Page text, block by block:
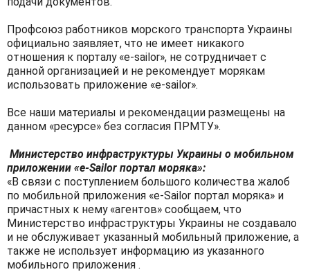
Профсоюз работников морского транспорта Украины
официально заявляет, что не имеет никакого
отношения к порталу «e-sailor», не сотрудничает с
данной организацией и не рекомендует морякам
использовать приложение «e-sailor».
Все наши материалы и рекомендации размещены на
данном «ресурсе» без согласия ПРМТУ».
Министерство инфраструктуры Украины о мобильном
приложении «e-Sailor портал моряка»:
«В связи с поступлением большого количества жалоб
по мобильной приложения «e-Sailor портал моряка» и
причастных к нему «агентов» сообщаем, что
Министерство инфраструктуры Украины не создавало
и не обслуживает указанный мобильный приложение, а
также не использует информацию из указанного
мобильного приложения .